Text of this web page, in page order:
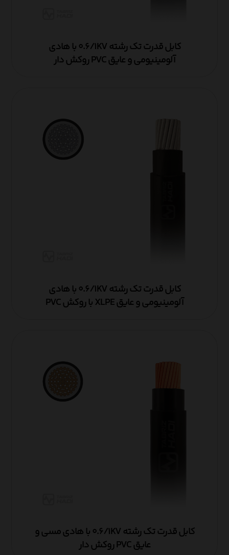
کابل قدرت تک رشته ۰.۶/۱KV با هادی
آلومینیومی و عایق PVC روکش دار
کابل قدرت تک رشته ۰.۶/۱KV با هادی
آلومینیومی و عایق XLPE با روکش PVC
کابل قدرت تک رشته ۰.۶/۱KV با هادی مسی و
عایق PVC روکش دار